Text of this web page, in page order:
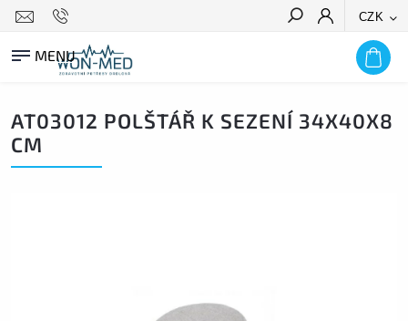
CZK
HLEDAT
AT03012 POLŠTÁŘ K SEZENÍ 34X40X8
CM